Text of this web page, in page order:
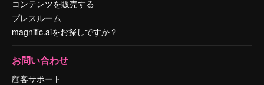
コンテンツを販売する
プレスルーム
magnific.aiをお探しですか？
お問い合わせ
顧客サポート